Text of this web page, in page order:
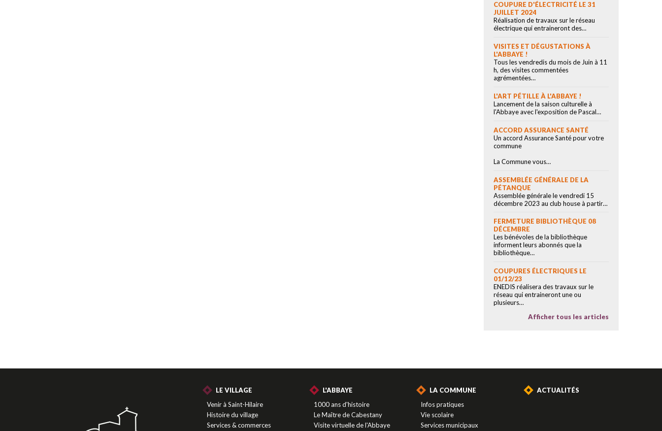
COUPURE D'ÉLECTRICITÉ LE 31
JUILLET 2024
Réalisation de travaux sur le réseau
électrique qui entraineront des…
VISITES ET DÉGUSTATIONS À
L'ABBAYE !
Tous les vendredis du mois de Juin à 11
h, des visites commentées
agrémentées…
L'ART PÉTILLE À L'ABBAYE !
Lancement de la saison culturelle à
l'Abbaye avec l'exposition de Pascal…
ACCORD ASSURANCE SANTÉ
Un accord Assurance Santé pour votre
commune
La Commune vous…
ASSEMBLÉE GÉNÉRALE DE LA
PÉTANQUE
Assemblée générale le vendredi 15
décembre 2023 au club house à partir…
FERMETURE BIBLIOTHÈQUE 08
DÉCEMBRE
Les bénévoles de la bibliothèque
informent leurs abonnés que la
bibliothèque…
COUPURES ÉLECTRIQUES LE
01/12/23
ENEDIS réalisera des travaux sur le
réseau qui entraineront une ou
plusieurs…
Afficher tous les articles
LE VILLAGE
Venir à Saint-Hilaire
Histoire du village
Services & commerces
L'ABBAYE
1000 ans d'histoire
Le Maître de Cabestany
Visite virtuelle de l'Abbaye
LA COMMUNE
Infos pratiques
Vie scolaire
Services municipaux
ACTUALITÉS